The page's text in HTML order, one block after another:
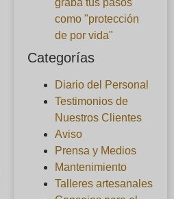
como "protección
de por vida"
Categorías
Diario del Personal
Testimonios de
Nuestros Clientes
Aviso
Prensa y Medios
Mantenimiento
Talleres artesanales